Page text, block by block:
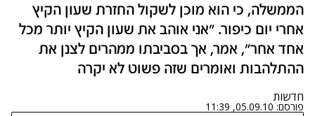
הממשלה, כי הוא מוכן לשקול החזרת שעון הקיץ
אחרי יום כיפור. "אני אוהב את שעון הקיץ יותר מכל
אחד אחר", אמר, אך בסביבתו ממהרים לצנן את
ההתלהבות ואומרים שזה פשוט לא יקרה
חדשות
פורסם: 05.09.10, 11:39